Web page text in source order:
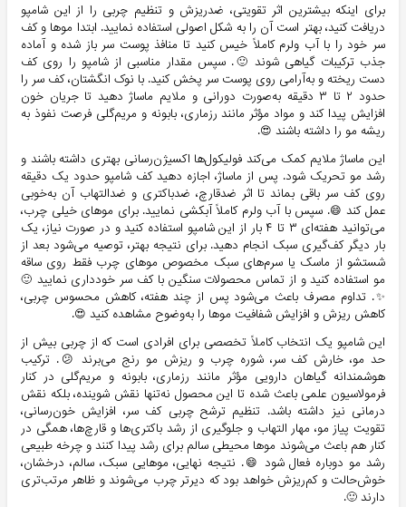
برای اینکه بیشترین اثر تقویتی، ضدریزش و تنظیم چربی را از این شامپو
دریافت کنید، بهتر است آن را به شکل اصولی استفاده نمایید. ابتدا موها و کف
سر خود را با آب ولرم کاملاً خیس کنید تا منافذ پوست سر باز شده و آماده
جذب ترکیبات گیاهی شوند 🙂. سپس مقدار مناسبی از شامپو را روی کف
دست ریخته و به‌آرامی روی پوست سر پخش کنید. با نوک انگشتان، کف سر را
حدود ۲ تا ۳ دقیقه به‌صورت دورانی و ملایم ماساژ دهید تا جریان خون
افزایش پیدا کند و مواد مؤثر مانند رزماری، بابونه و مریم‌گلی فرصت نفوذ به
ریشه مو را داشته باشند 😍.
این ماساژ ملایم کمک می‌کند فولیکول‌ها اکسیژن‌رسانی بهتری داشته باشند و
رشد مو تحریک شود. پس از ماساژ، اجازه دهید کف شامپو حدود یک دقیقه
روی کف سر باقی بماند تا اثر ضدقارچ، ضدباکتری و ضدالتهاب آن به‌خوبی
عمل کند 😄. سپس با آب ولرم کاملاً آبکشی نمایید. برای موهای خیلی چرب،
می‌توانید هفته‌ای ۳ تا ۴ بار از این شامپو استفاده کنید و در صورت نیاز، یک
بار دیگر کف‌گیری سبک انجام دهید. برای نتیجه بهتر، توصیه می‌شود بعد از
شستشو از ماسک یا سرم‌های سبک مخصوص موهای چرب فقط روی ساقه
مو استفاده کنید و از تماس محصولات سنگین با کف سر خودداری نمایید 🙂
✨. تداوم مصرف باعث می‌شود پس از چند هفته، کاهش محسوس چربی،
کاهش ریزش و افزایش شفافیت موها را به‌وضوح مشاهده کنید 😍.
این شامپو یک انتخاب کاملاً تخصصی برای افرادی است که از چربی بیش از
حد مو، خارش کف سر، شوره چرب و ریزش مو رنج می‌برند 😕. ترکیب
هوشمندانه گیاهان دارویی مؤثر مانند رزماری، بابونه و مریم‌گلی در کنار
فرمولاسیون علمی باعث شده تا این محصول نه‌تنها نقش شوینده، بلکه نقش
درمانی نیز داشته باشد. تنظیم ترشح چربی کف سر، افزایش خون‌رسانی،
تقویت پیاز مو، مهار التهاب و جلوگیری از رشد باکتری‌ها و قارچ‌ها، همگی در
کنار هم باعث می‌شوند موها محیطی سالم برای رشد پیدا کنند و چرخه طبیعی
رشد مو دوباره فعال شود 😄. نتیجه نهایی، موهایی سبک، سالم، درخشان،
خوش‌حالت و کم‌ریزش خواهد بود که دیرتر چرب می‌شوند و ظاهر مرتب‌تری
دارند 🙂.